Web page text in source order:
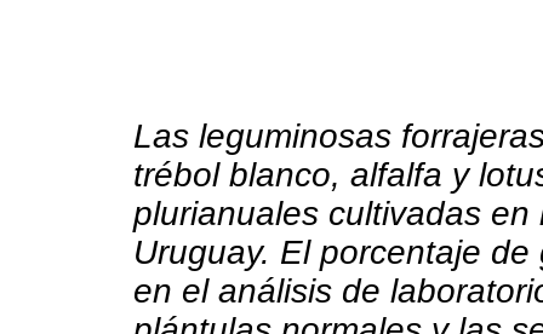
Las leguminosas
trébol blanco, alfalfa y
plurianuales cultivadas
Uruguay. El porcentaje
en el análisis de